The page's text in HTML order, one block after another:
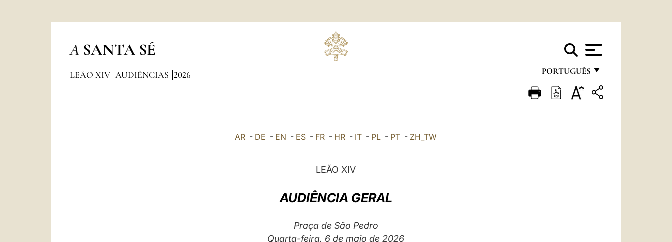
A SANTA SÉ
PORTUGUÊS
FRANÇAIS
LEÃO XIV AUDIÊNCIAS 2026
AR - DE - EN - ES - FR - HR - IT - PL - PT - ZH_TW
LEÃO XIV
AUDIÊNCIA GERAL
Praça de São Pedro
Quarta-feira, 6 de maio de 2026